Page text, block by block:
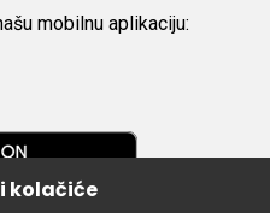
mobilnu aplikaciju:
kolačiće